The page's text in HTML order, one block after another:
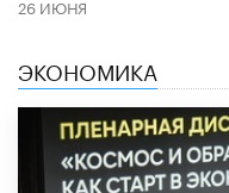
26 ИЮНЯ
ЭКОНОМИКА